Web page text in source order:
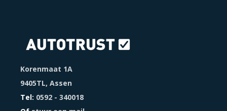
Korenmaat 1A
9405TL, Assen
Tel: 0592 - 340018